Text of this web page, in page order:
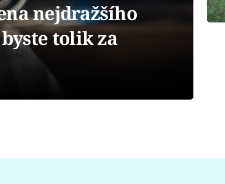
nejdražšího
tolik za